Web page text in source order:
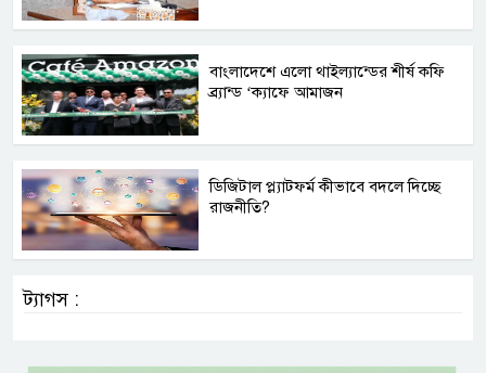
বাংলাদেশে এলো থাইল্যান্ডের শীর্ষ কফি
ব্র্যান্ড ‘ক্যাফে আমাজন
ডিজিটাল প্ল্যাটফর্ম কীভাবে বদলে দিচ্ছে
রাজনীতি?
ট্যাগস :